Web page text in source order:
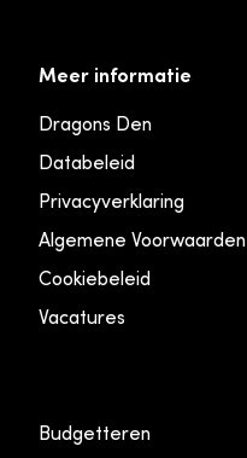
Meer informatie
Dragons Den
Databeleid
Privacyverklaring
Algemene Voorwaarden
Cookiebeleid
Vacatures
Budgetteren